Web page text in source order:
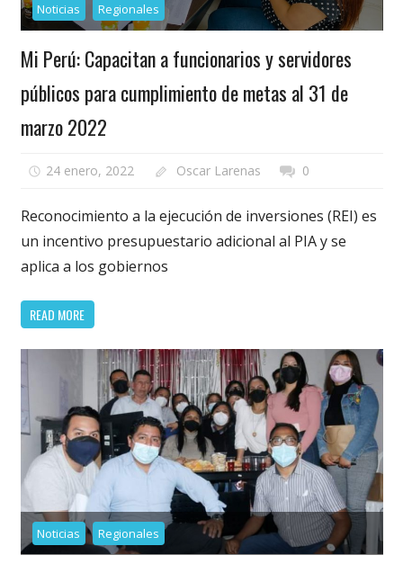
Noticias Regionales
Mi Perú: Capacitan a funcionarios y servidores
públicos para cumplimiento de metas al 31 de
marzo 2022
24 enero, 2022 Oscar Larenas 0
Reconocimiento a la ejecución de inversiones (REI) es
un incentivo presupuestario adicional al PIA y se
aplica a los gobiernos
READ MORE
Noticias Regionales